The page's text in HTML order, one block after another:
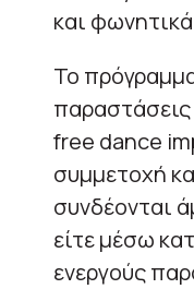
και
Το
free dance
συμμετοχή
συνδέονται
είτε μέσω
ενεργούς